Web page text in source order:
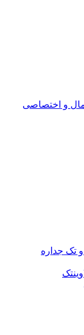
و اختصاصی
تک جداره